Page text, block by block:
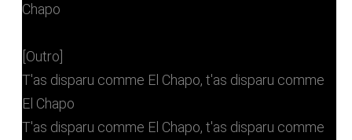
Chapo
[Outro]
T'as disparu comme El Chapo, t'as disparu comme
El Chapo
T'as disparu comme El Chapo, t'as disparu comme